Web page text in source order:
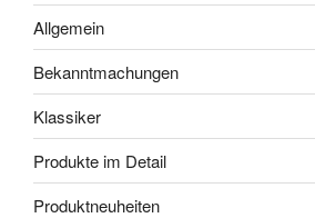
Allgemein
Bekanntmachungen
Klassiker
Produkte im Detail
Produktneuheiten